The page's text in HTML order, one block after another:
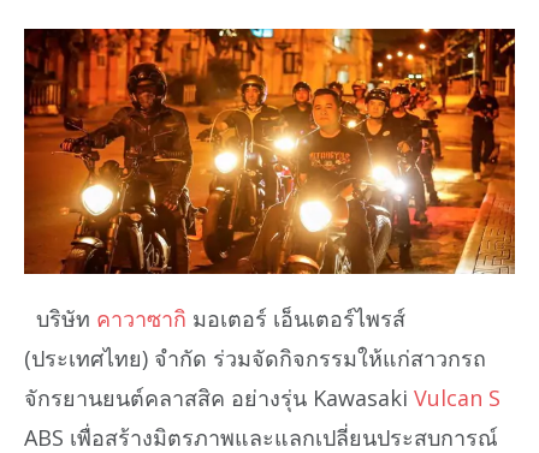
บริษัท คาวาซากิ มอเตอร์ เอ็นเตอร์ไพรส์
(ประเทศไทย) จำกัด ร่วมจัดกิจกรรมให้แก่สาวกรถ
จักรยานยนต์คลาสสิค อย่างรุ่น Kawasaki Vulcan S
ABS เพื่อสร้างมิตรภาพและแลกเปลี่ยนประสบการณ์